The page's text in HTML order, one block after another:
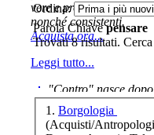
vere e proprie correnti
nonché consistenti.
Acquista ora...
Leggi tutto...
"Contro" nasce
cominciato con la
ripensaremarx. i saggi
questa collaborazione
Ordina:
Parola Chiavepensare
Trovati 8 risultati.
1. Borgologia
(Acquisti/